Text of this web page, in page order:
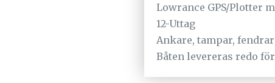
Lowrance GPS/Plotter
12-Uttag
Ankare, tampar, fendrar
Båten levereras redo